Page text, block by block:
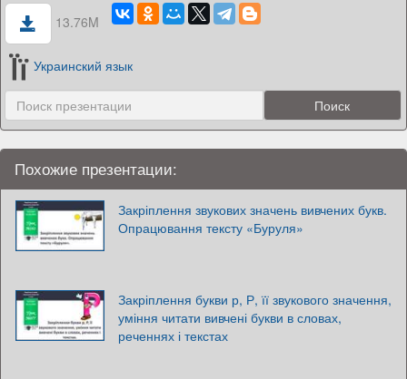
13.76M
Украинский язык
Похожие презентации:
Закріплення звукових значень вивчених букв.
Опрацювання тексту «Буруля»
Закріплення букви р, Р, її звукового значення,
уміння читати вивчені букви в словах,
реченнях і текстах